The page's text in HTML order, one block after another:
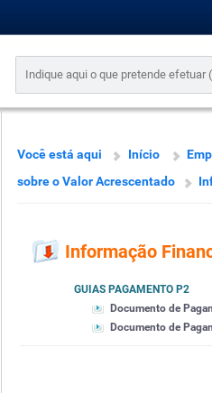
Você está aqui Início
sobre o Valor Acrescentado
Informação
GUIAS PAGAMENTO P2
Documento de
Documento de